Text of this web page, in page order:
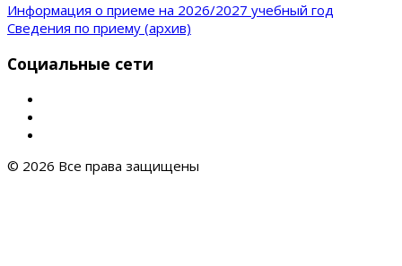
Информация о приеме на 2026/2027 учебный год
Сведения по приему (архив)
Социальные сети
© 2026 Все права защищены